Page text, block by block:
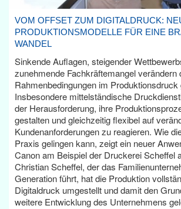
VOM OFFSET ZUM DIGITALDRUCK:
PRODUKTIONSMODELLE FÜR EINE
WANDEL
Sinkende Auflagen, steigender
zunehmende Fachkräftemangel verändern
Rahmenbedingungen im Produktionsdruck
Insbesondere mittelständische
der Herausforderung, ihre
gestalten und gleichzeitig flexibel auf
Kundenanforderungen zu reagieren. Wie
Praxis gelingen kann, zeigt ein neuer
Canon am Beispiel der Druckerei Scheffel
Christian Scheffel, der das
Generation führt, hat die Produktion
Digitaldruck umgestellt und damit den
weitere Entwicklung des Unternehmens